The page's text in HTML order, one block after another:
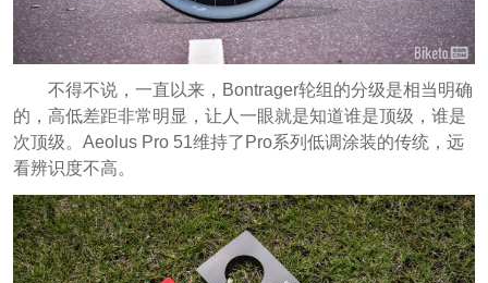
不得不说，一直以来，Bontrager轮组的分级是相当明确
的，高低差距非常明显，让人一眼就是知道谁是顶级，谁是
次顶级。Aeolus Pro 51维持了Pro系列低调涂装的传统，远
看辨识度不高。